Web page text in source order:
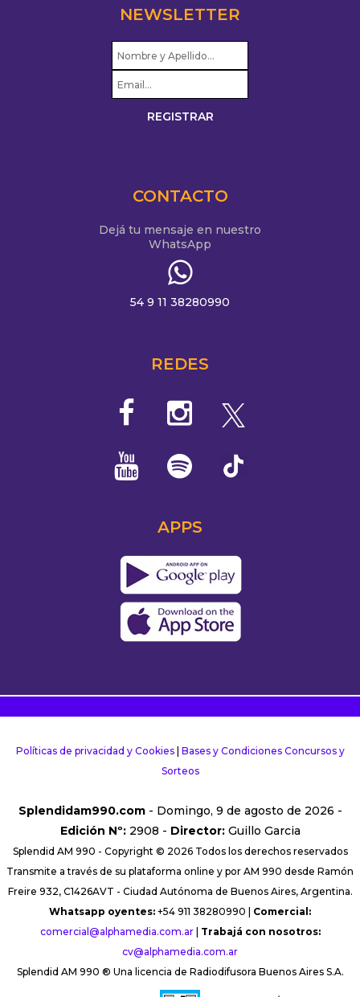
NEWSLETTER
CONTACTO
Dejá tu mensaje en nuestro
WhatsApp
54 9 11 38280990
REDES
APPS
Políticas de privacidad y Cookies| Bases y Condiciones Concursos y
Sorteos
Splendidam990.com- Domingo, 9 de agosto de 2026 -
Edición Nº:2908 - Director:Guillo Garcia
Splendid AM 990 - Copyright © 2026 Todos los derechos reservados
Transmite a través de su plataforma online y por AM 990 desde Ramón
Freire 932, C1426AVT - Ciudad Autónoma de Buenos Aires, Argentina.
Whatsapp oyentes: +54 911 38280990 | Comercial:
comercial@alphamedia.com.ar| Trabajá con nosotros:
cv@alphamedia.com.ar
Splendid AM 990 ® Una licencia de Radiodifusora Buenos Aires S.A.